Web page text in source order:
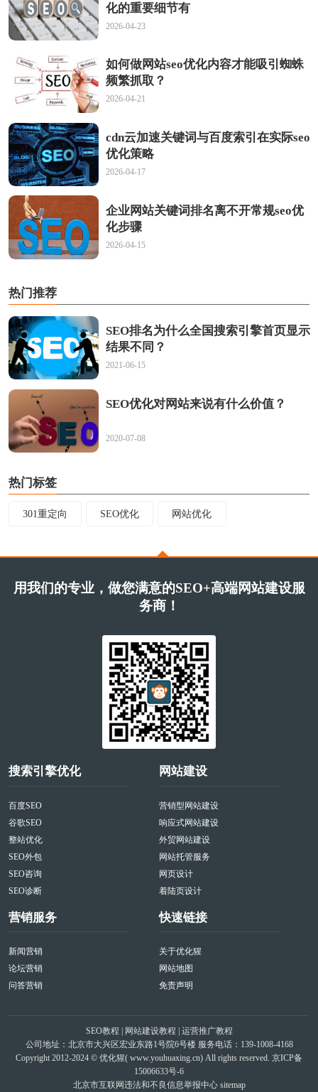
化的重要细节有
2026-04-23
如何做网站seo优化内容才能吸引蜘蛛
频繁抓取？
2026-04-21
cdn云加速关键词与百度索引在实际seo
优化策略
2026-04-17
企业网站关键词排名离不开常规seo优
化步骤
2026-04-15
热门推荐
SEO排名为什么全国搜索引擎首页显示
结果不同？
2021-06-15
SEO优化对网站来说有什么价值？
2020-07-08
热门标签
301重定向 SEO优化 网站优化
用我们的专业，做您满意的SEO+高端网站建设服
务商！
搜索引擎优化
百度SEO
谷歌SEO
整站优化
SEO外包
SEO咨询
SEO诊断
网站建设
营销型网站建设
响应式网站建设
外贸网站建设
网站托管服务
网页设计
着陆页设计
营销服务
新闻营销
论坛营销
问答营销
快速链接
关于优化猩
网站地图
免责声明
SEO教程 | 网站建设教程 | 运营推广教程
公司地址：北京市大兴区宏业东路1号院6号楼 服务电话：139-1008-4168
Copyright 2012-2024 © 优化猩( www.youhuaxing.cn) All rights reserved. 京ICP备
15006633号-6
北京市互联网违法和不良信息举报中心 sitemap